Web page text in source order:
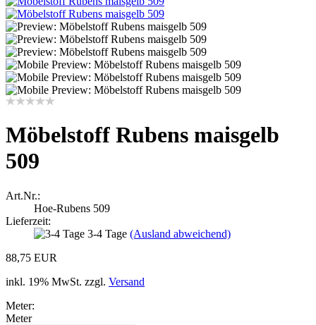
Möbelstoff Rubens maisgelb
509
Art.Nr.:
Hoe-Rubens 509
Lieferzeit:
3-4 Tage (Ausland abweichend)
88,75 EUR
inkl. 19% MwSt. zzgl. Versand
Meter:
Meter